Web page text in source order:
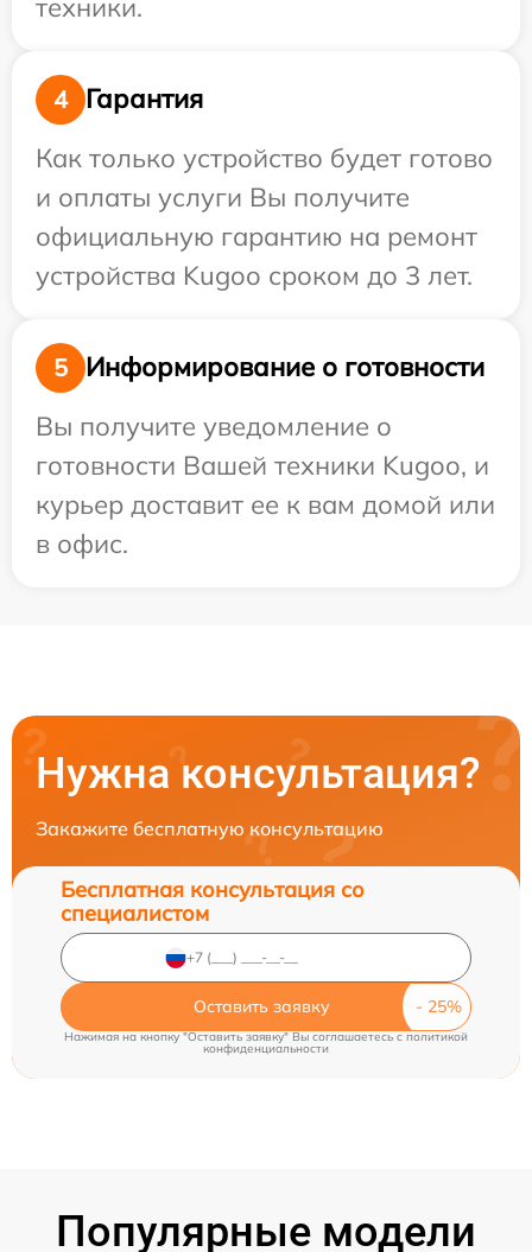
техники.
4
Гарантия
Как только устройство будет готово
и оплаты услуги Вы получите
официальную гарантию на ремонт
устройства Kugoo сроком до 3 лет.
5
Информирование о готовности
Вы получите уведомление о
готовности Вашей техники Kugoo, и
курьер доставит ее к вам домой или
в офис.
Нужна консультация?
Закажите бесплатную консультацию
Бесплатная консультация со
специалистом
Оставить заявку
Нажимая на кнопку "Оставить заявку" Вы соглашаетесь cполитикой
конфиденциальности
Популярные модели